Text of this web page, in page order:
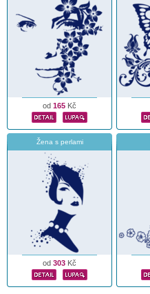
od 165 Kč
Žena s perlami
od 303 Kč